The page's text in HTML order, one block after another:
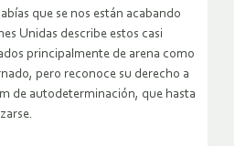
que se nos están acabando
Unidas describe estos casi
principalmente de arena como
pero reconoce su derecho a
de autodeterminación, que hasta